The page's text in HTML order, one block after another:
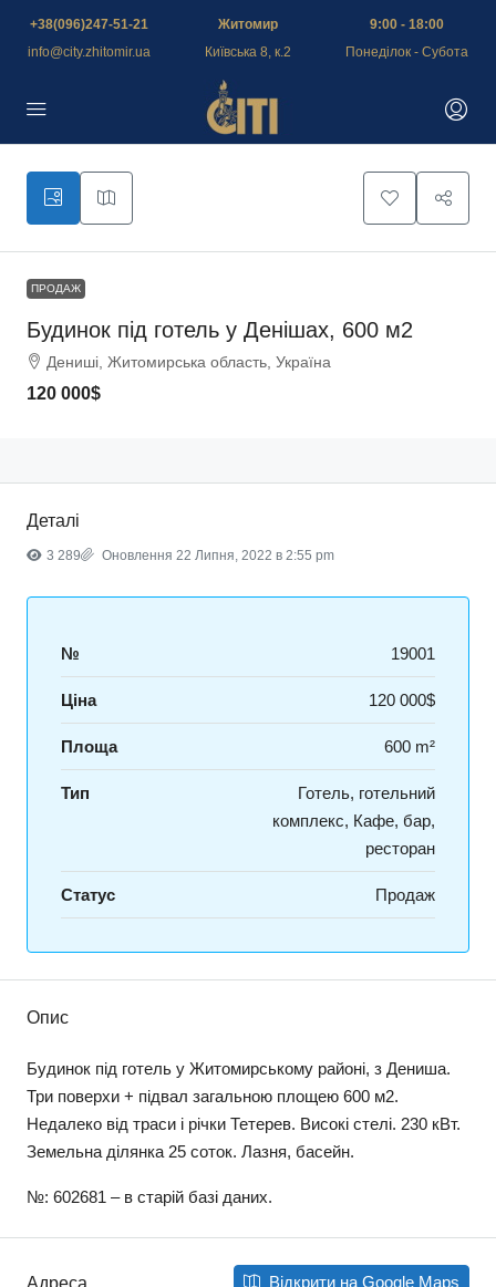
+38(096)247-51-21
info@city.zhitomir.ua
Житомир
Київська 8, к.2
9:00 - 18:00
Понеділок - Субота
ПРОДАЖ
Будинок під готель у Денішах, 600 м2
Дениші, Житомирська область, Україна
120 000$
Деталі
3 289 Оновлення 22 Липня, 2022 в 2:55 pm
№ 19001
Ціна 120 000$
Площа 600 m²
Тип
Готель, готельний
комплекс, Кафе, бар,
ресторан
Статус Продаж
Опис
Будинок під готель у Житомирському районі, з Дениша.
Три поверхи + підвал загальною площею 600 м2.
Недалеко від траси і річки Тетерев. Високі стелі. 230 кВт.
Земельна ділянка 25 соток. Лазня, басейн.
№: 602681 – в старій базі даних.
Адреса Відкрити на Google Maps